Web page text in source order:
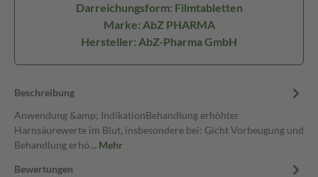
Darreichungsform: Filmtabletten
Marke: AbZ PHARMA
Hersteller: AbZ-Pharma GmbH
Beschreibung
Anwendung &amp; IndikationBehandlung erhöhter
Harnsäurewerte im Blut, insbesondere bei: Gicht Vorbeugung und
Behandlung erhö… Mehr
Bewertungen